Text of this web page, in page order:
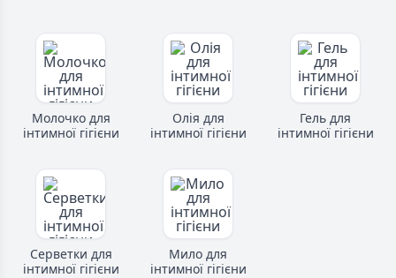
Молочко для
інтимної гігієни
Олія для
інтимної гігієни
Гель для
інтимної гігієни
Серветки для
інтимної гігієни
Мило для
інтимної гігієни